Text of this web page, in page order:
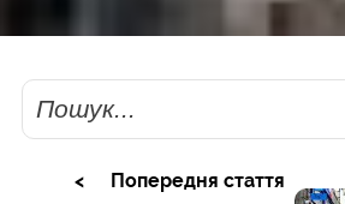
Пошук
Попередня стаття